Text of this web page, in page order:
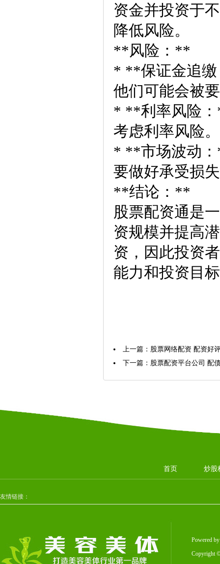
资金并投资于
降低风险。
**风险：**
* **保证金追缴
他们可能会被
* **利率风险：
考虑利率风险。
* **市场波动：
要做好承受损
**结论：**
股票配资通是
资规模并提高
资，因此投资
能力和投资目
上一篇： 股票网络配资 配资好
下一篇： 股票配资平台公司 配
首页 炒股
友情链接：
Powered
Copyright